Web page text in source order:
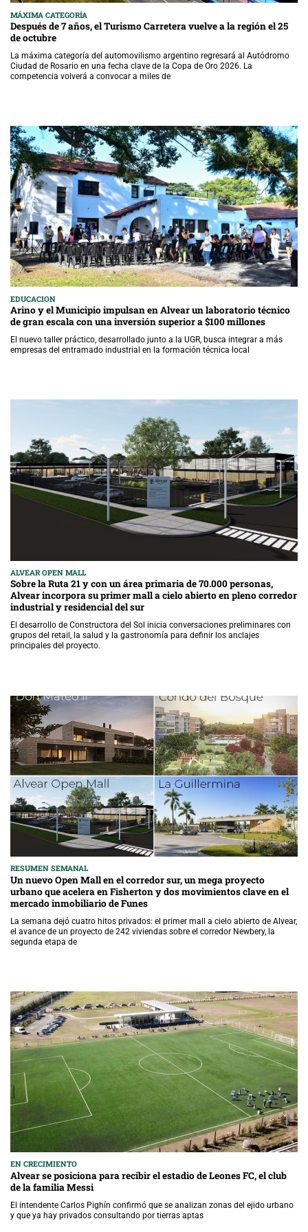
MÁXIMA CATEGORÍA
Después de 7 años, el Turismo Carretera vuelve a la región el 25
de octubre
La máxima categoría del automovilismo argentino regresará al Autódromo
Ciudad de Rosario en una fecha clave de la Copa de Oro 2026. La
competencia volverá a convocar a miles de
EDUCACION
Arino y el Municipio impulsan en Alvear un laboratorio técnico
de gran escala con una inversión superior a $100 millones
El nuevo taller práctico, desarrollado junto a la UGR, busca integrar a más
empresas del entramado industrial en la formación técnica local
ALVEAR OPEN MALL
Sobre la Ruta 21 y con un área primaria de 70.000 personas,
Alvear incorpora su primer mall a cielo abierto en pleno corredor
industrial y residencial del sur
El desarrollo de Constructora del Sol inicia conversaciones preliminares con
grupos del retail, la salud y la gastronomía para definir los anclajes
principales del proyecto.
RESUMEN SEMANAL
Un nuevo Open Mall en el corredor sur, un mega proyecto
urbano que acelera en Fisherton y dos movimientos clave en el
mercado inmobiliario de Funes
La semana dejó cuatro hitos privados: el primer mall a cielo abierto de Alvear,
el avance de un proyecto de 242 viviendas sobre el corredor Newbery, la
segunda etapa de
EN CRECIMIENTO
Alvear se posiciona para recibir el estadio de Leones FC, el club
de la familia Messi
El intendente Carlos Pighín confirmó que se analizan zonas del ejido urbano
y que ya hay privados consultando por tierras aptas